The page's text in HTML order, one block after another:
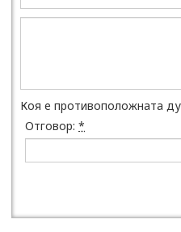
Коя е противоположната
Отговор: *